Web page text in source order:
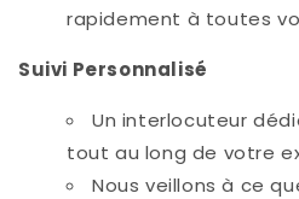
rapidement à toutes
Suivi Personnalisé
Un interlocuteur
tout au long de votre
Nous veillons à ce